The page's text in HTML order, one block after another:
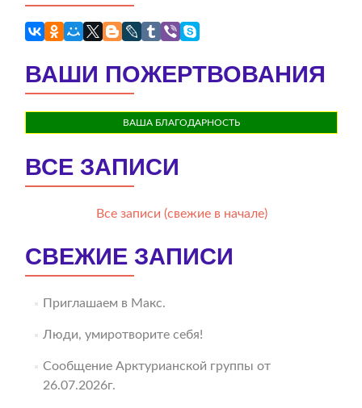
ВАШИ ПОЖЕРТВОВАНИЯ
ВАША БЛАГОДАРНОСТЬ
ВСЕ ЗАПИСИ
Все записи (свежие в начале)
СВЕЖИЕ ЗАПИСИ
Приглашаем в Макс.
Люди, умиротворите себя!
Сообщение Арктурианской группы от
26.07.2026г.